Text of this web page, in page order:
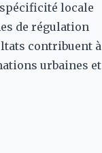
locale
de régulation
contribuent à
urbaines et